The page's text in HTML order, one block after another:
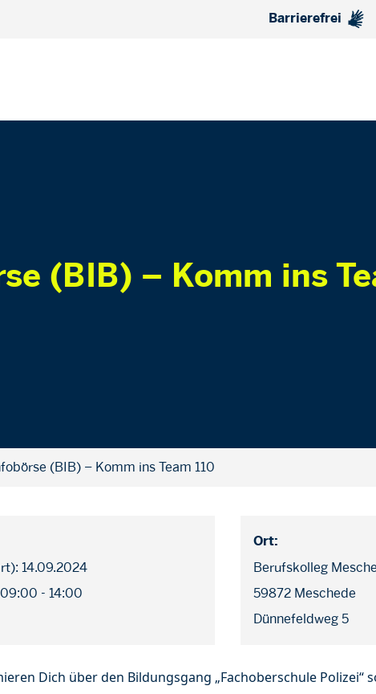
Barrierefrei
(BIB) – Komm ins
(BIB) – Komm ins Team 110
14.09.2024
- 14:00
Ort:
Berufskolleg
59872 Meschede
Dünnefeldweg 5
Dich über den Bildungsgang „Fachoberschule Polizei“